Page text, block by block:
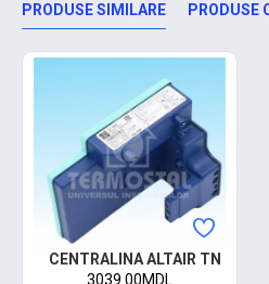
PRODUSE SIMILARE PRODUSE
CENTRALINA ALTAIR TN
3039.00MDL